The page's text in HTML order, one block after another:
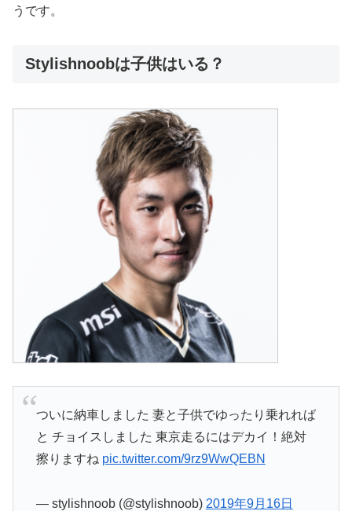
うです。
Stylishnoobは子供はいる？
ついに納車しました 妻と子供でゆったり乗れれば
と チョイスしました 東京走るにはデカイ！絶対
擦りますね pic.twitter.com/9rz9WwQEBN
— stylishnoob (@stylishnoob) 2019年9月16日